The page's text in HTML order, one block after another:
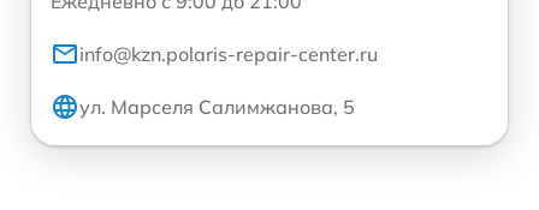
info@kzn.polaris-repair-center.ru
ул. Марселя Салимжанова, 5